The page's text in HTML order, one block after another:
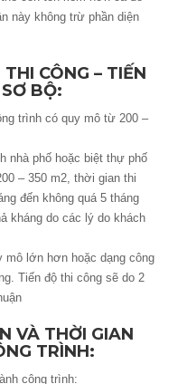
này không trừ phần diện
CÔNG – TIẾN
BỘ:
trình có quy mô từ 200 –
nhà phố hoặc biệt thự phố
– 350 m2, thời gian thi
đến không quá 5 tháng
kháng do các lý do khách
mô lớn hơn hoặc dạng công
Tiến độ thi công sẽ do 2
VÀ THỜI GIAN
TRÌNH:
công trình: